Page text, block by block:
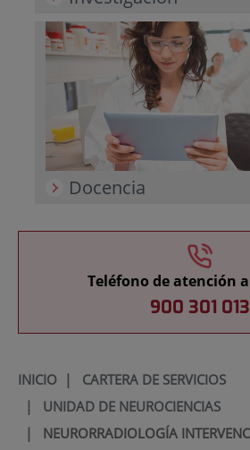
Docencia
Teléfono de atención
900 301 013
INICIO| CARTERA DE SERVICIOS
| UNIDAD DE NEUROCIENCIAS
| NEURORRADIOLOGÍA